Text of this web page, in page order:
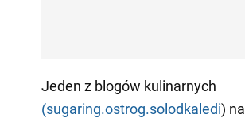
Jeden z blogów kulinarnych
(sugaring.ostrog.solodkaledi) na